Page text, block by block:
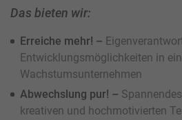
Das bieten wir:
Erreiche mehr! –
Entwicklungsmöglichkeiten in
Wachstumsunternehmen
Abwechslung pur! –
kreativen und hochmotivierten